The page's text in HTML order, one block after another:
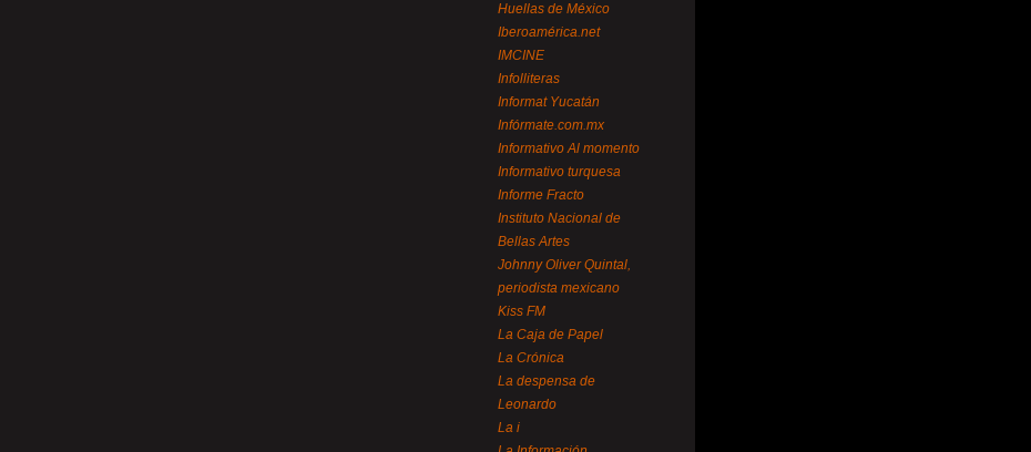
Huellas de México
Iberoamérica.net
IMCINE
Infolliteras
Informat Yucatán
Infórmate.com.mx
Informativo Al momento
Informativo turquesa
Informe Fracto
Instituto Nacional de
Bellas Artes
Johnny Oliver Quintal,
periodista mexicano
Kiss FM
La Caja de Papel
La Crónica
La despensa de
Leonardo
La i